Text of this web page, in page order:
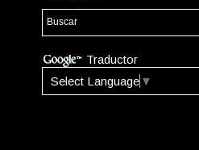
Traductor
Select Language ▼